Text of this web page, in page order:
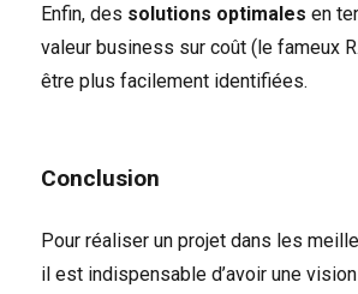
Enfin, des solutions optimales en
valeur business sur coût (le fameux
être plus facilement identifiées.
Conclusion
Pour réaliser un projet dans les
il est indispensable d’avoir une